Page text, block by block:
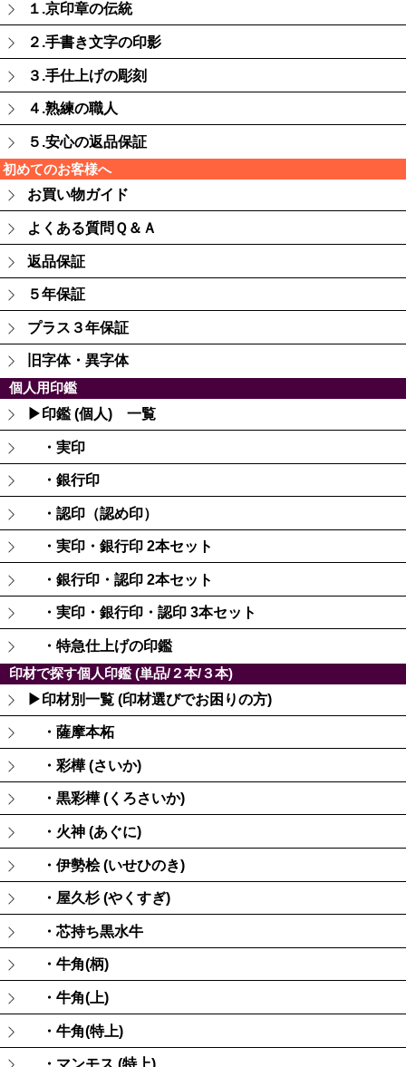
１.京印章の伝統
２.手書き文字の印影
３.手仕上げの彫刻
４.熟練の職人
５.安心の返品保証
初めてのお客様へ
お買い物ガイド
よくある質問Ｑ＆Ａ
返品保証
５年保証
プラス３年保証
旧字体・異字体
個人用印鑑
▶印鑑 (個人) 一覧
・実印
・銀行印
・認印（認め印）
・実印・銀行印 2本セット
・銀行印・認印 2本セット
・実印・銀行印・認印 3本セット
・特急仕上げの印鑑
印材で探す個人印鑑 (単品/２本/３本)
▶印材別一覧 (印材選びでお困りの方)
・薩摩本柘
・彩樺 (さいか)
・黒彩樺 (くろさいか)
・火神 (あぐに)
・伊勢桧 (いせひのき)
・屋久杉 (やくすぎ)
・芯持ち黒水牛
・牛角(柄)
・牛角(上)
・牛角(特上)